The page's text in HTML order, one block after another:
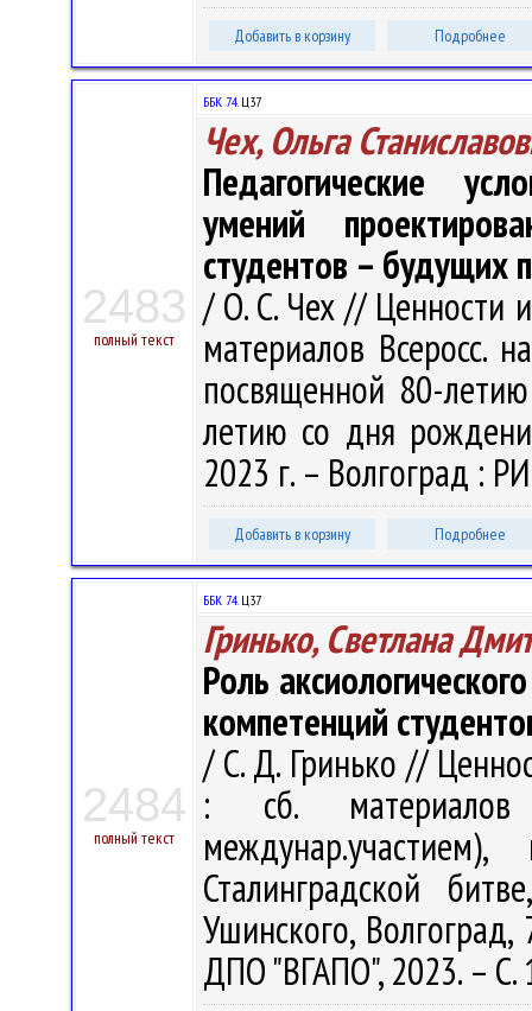
Добавить в корзину Подробнее
2483
полный текст
ББК 74.Ц37
Чех, Ольга
Педагогические
умений
студентов – будущих
/ О. С. Чех // Ценности
материалов Всеросс.
посвященной 80-
летию со дня
2023 г. – Волгоград :
Добавить в корзину Подробнее
2484
полный текст
ББК 74.Ц37
Гринько, Светлана
Роль
компетенций
/ С. Д. Гринько //
: сб. материалов
Сталинградской
Ушинского,
ДПО "ВГАПО", 2023. – С.